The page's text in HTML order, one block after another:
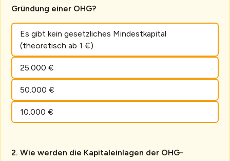
Gründung einer OHG?
Es gibt kein gesetzliches Mindestkapital
(theoretisch ab 1 €)
25.000 €
50.000 €
10.000 €
Wie werden die Kapitaleinlagen der OHG-